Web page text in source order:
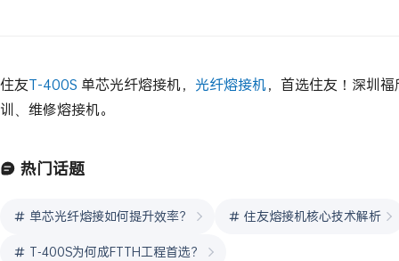
住友T-400S 单芯光纤熔接机， 光纤熔接机，首选住友！深圳
训、维修熔接机。
热门话题
单芯光纤熔接如何提升效率？ 住友熔接机核心技术解析
T-400S为何成FTTH工程首选？